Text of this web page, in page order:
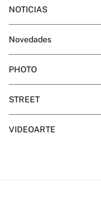
NOTICIAS
Novedades
PHOTO
STREET
VIDEOARTE